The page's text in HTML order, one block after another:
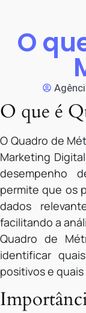
O
O que é
O Quadro de
Marketing
desempenho
permite que os
dados
facilitando a
Quadro de
identificar
positivos e